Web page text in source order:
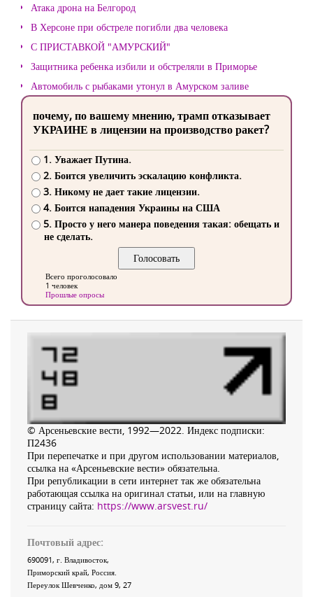
Атака дрона на Белгород
В Херсоне при обстреле погибли два человека
С ПРИСТАВКОЙ "АМУРСКИЙ"
Защитника ребенка избили и обстреляли в Приморье
Автомобиль с рыбаками утонул в Амурском заливе
почему, по вашему мнению, трамп отказывает
УКРАИНЕ в лицензии на производство ракет?
1. Уважает Путина.
2. Боится увеличить эскалацию конфликта.
3. Никому не дает такие лицензии.
4. Боится нападения Украины на США
5. Просто у него манера поведения такая: обещать и
не сделать.
Всего проголосовало
1 человек
Прошлые опросы
© Арсеньевские вести, 1992—2022. Индекс подписки:
П2436
При перепечатке и при другом использовании материалов,
ссылка на «Арсеньевские вести» обязательна.
При републикации в сети интернет так же обязательна
работающая ссылка на оригинал статьи, или на главную
страницу сайта: https://www.arsvest.ru/
Почтовый адрес:
690091, г. Владивосток,
Приморский край, Россия
Переулок Шевченко, дом 9, 27